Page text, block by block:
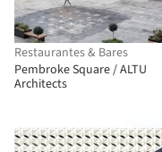
Restaurantes & Bares
Pembroke Square / ALTU
Architects